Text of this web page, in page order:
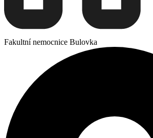
Fakultní nemocnice Bulovka